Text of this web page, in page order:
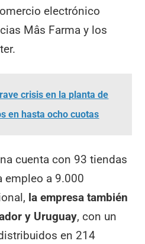
electrónico
Mâs Farma y los
crisis en la planta de
en hasta ocho cuotas
cuenta con 93 tiendas
empleo a 9.000
la empresa también
y Uruguay, con un
en 214